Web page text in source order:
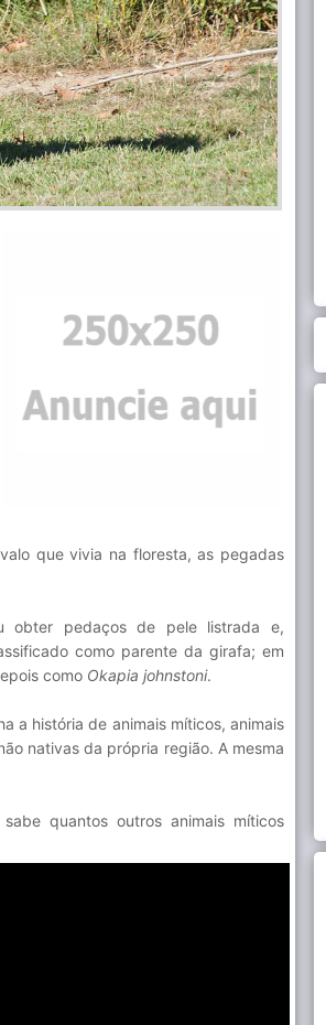
que vivia na floresta, as pegadas
obter pedaços de pele listrada e,
como parente da girafa; em
como Okapia johnstoni.
a história de animais míticos, animais
nativas da própria região. A mesma
quantos outros animais míticos